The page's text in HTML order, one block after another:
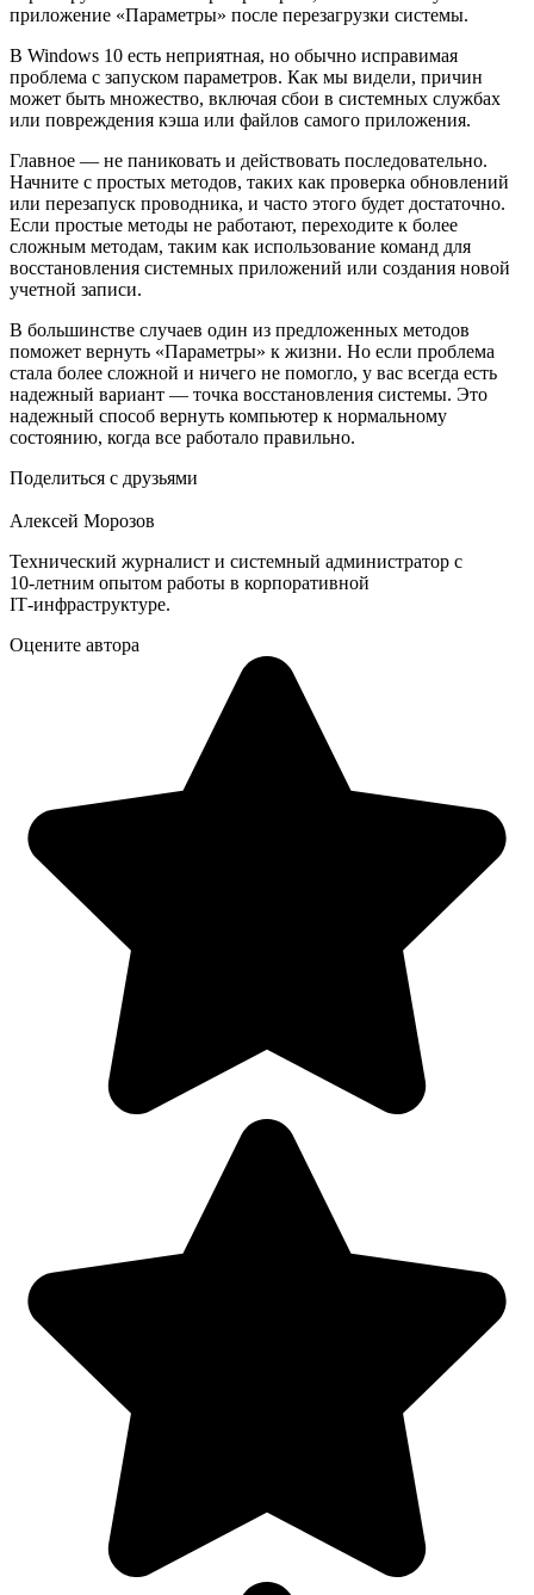
приложение «Параметры» после перезагрузки системы.
В Windows 10 есть неприятная, но обычно исправимая
проблема с запуском параметров. Как мы видели, причин
может быть множество, включая сбои в системных службах
или повреждения кэша или файлов самого приложения.
Главное — не паниковать и действовать последовательно.
Начните с простых методов, таких как проверка обновлений
или перезапуск проводника, и часто этого будет достаточно.
Если простые методы не работают, переходите к более
сложным методам, таким как использование команд для
восстановления системных приложений или создания новой
учетной записи.
В большинстве случаев один из предложенных методов
поможет вернуть «Параметры» к жизни. Но если проблема
стала более сложной и ничего не помогло, у вас всегда есть
надежный вариант — точка восстановления системы. Это
надежный способ вернуть компьютер к нормальному
состоянию, когда все работало правильно.
Поделиться с друзьями
Алексей Морозов
Технический журналист и системный администратор с
10‑летним опытом работы в корпоративной
IT‑инфраструктуре.
Оцените автора